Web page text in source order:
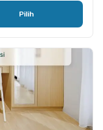
Pilih